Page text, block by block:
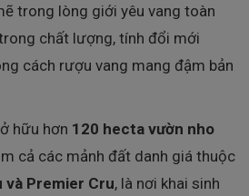
trong lòng giới yêu vang toàn
chất lượng, tính đổi mới
cách rượu vang mang đậm bản
hữu hơn 120 hecta vườn nho
cả các mảnh đất danh giá thuộc
và Premier Cru, là nơi khai sinh